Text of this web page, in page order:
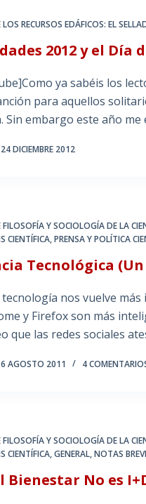
RECURSOS EDÁFICOS: EL
2012 y el Día
ya sabéis los
para aquellos
Sin embargo este año
24 DICIEMBRE 2012
FILOSOFÍA Y SOCIOLOGÍA DE LA
CIENTÍFICA,PRENSA Y POLÍTICA
Tecnológica
nos vuelve
y Firefox son más
que las redes sociales
6 AGOSTO 2011 4
FILOSOFÍA Y SOCIOLOGÍA DE LA
CIENTÍFICA,GENERAL,NOTAS
Bienestar No es